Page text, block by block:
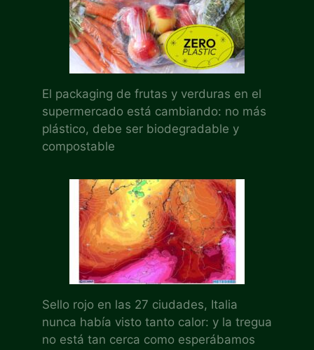
El packaging de frutas y verduras en el
supermercado está cambiando: no más
plástico, debe ser biodegradable y
compostable
Sello rojo en las 27 ciudades, Italia
nunca había visto tanto calor: y la tregua
no está tan cerca como esperábamos